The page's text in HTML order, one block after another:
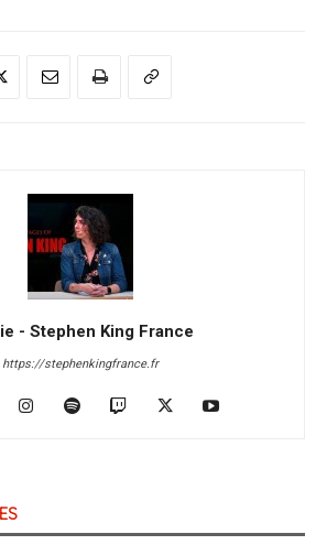
- Stephen King France
https://stephenkingfrance.fr